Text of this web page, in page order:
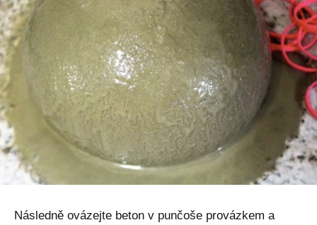
Následně ovázejte beton v punčoše provázkem a